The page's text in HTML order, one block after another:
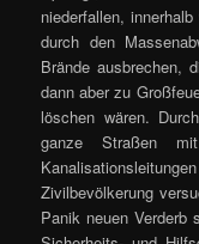
niederfallen,
durch den
Brände ausbrechen,
dann aber zu
löschen wären.
ganze Straßen
Zivilbevölkerung
Panik neuen Verderb